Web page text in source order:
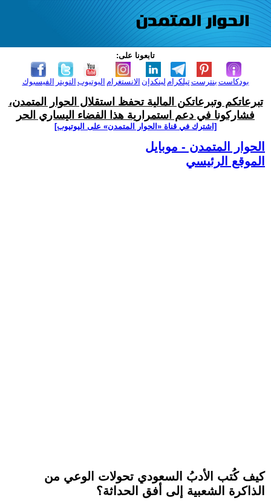
تابعونا على:
الفيسبوك التويتر اليوتيوب الانستغرام لينكدإن تيلكرامبنترست بودكاست
تبرعاتكم وتبرعاتكن المالية تحفظ استقلال الحوار المتمدن،
فشاركونا في دعم استمرارية هذا الفضاء اليساري الحر
[اشترك في قناة ‫«الحوار المتمدن» على اليوتيوب]
الحوار المتمدن - موبايل
الموقع الرئيسي
كيف كُتب الأدبُ السعودي تحولات الوعي من
الذاكرة الشعبية إلى أفق الحداثة؟